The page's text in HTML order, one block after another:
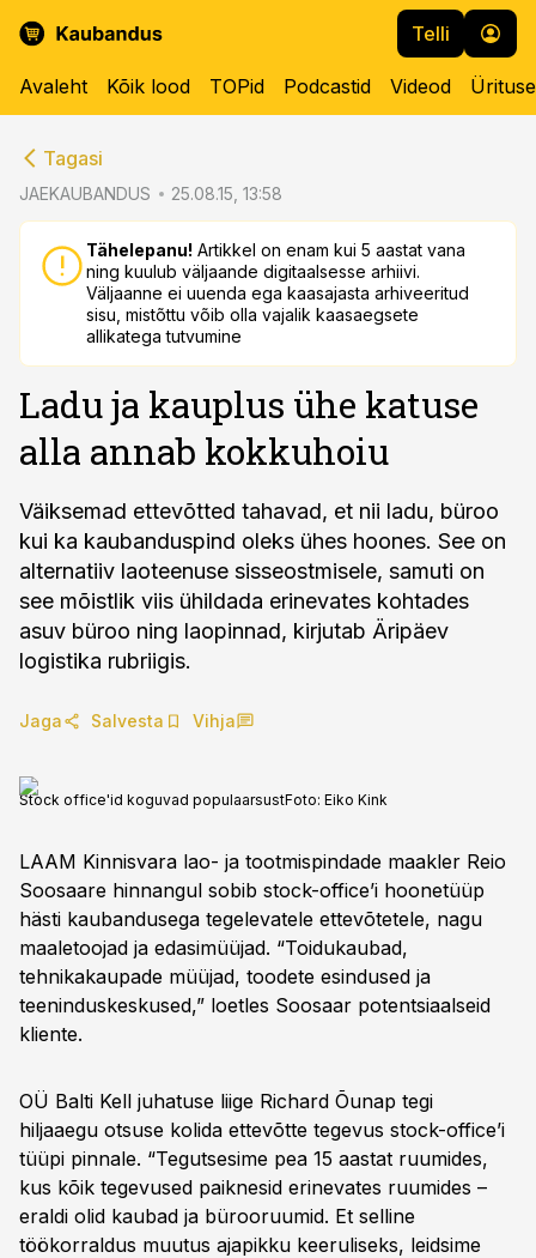
Telli
Avaleht Kõik lood TOPid Podcastid Videod
Tagasi
JAEKAUBANDUS 25.08.15, 13:58
Tähelepanu! Artikkel on enam kui 5 aastat vana
ning kuulub väljaande digitaalsesse arhiivi.
Väljaanne ei uuenda ega kaasajasta arhiveeritud
sisu, mistõttu võib olla vajalik kaasaegsete
allikatega tutvumine
Ladu ja kauplus ühe katuse
alla annab kokkuhoiu
Väiksemad ettevõtted tahavad, et nii ladu, büroo
kui ka kaubanduspind oleks ühes hoones. See on
alternatiiv laoteenuse sisseostmisele, samuti on
see mõistlik viis ühildada erinevates kohtades
asuv büroo ning laopinnad, kirjutab Äripäev
logistika rubriigis.
Jaga Salvesta Vihja
Stock office'id koguvad populaarsustFoto: Eiko Kink
LAAM Kinnisvara lao- ja tootmispindade maakler Reio
Soosaare hinnangul sobib stock-office’i hoonetüüp
hästi kaubandusega tegelevatele ettevõtetele, nagu
maaletoojad ja edasimüüjad. “Toidukaubad,
tehnikakaupade müüjad, toodete esindused ja
teeninduskeskused,” loetles Soosaar potentsiaalseid
kliente.
OÜ Balti Kell juhatuse liige ­Richard Õunap tegi
hiljaaegu otsuse kolida ettevõtte tegevus stock-office’i
tüüpi pinnale. “Tegutsesime pea 15 aastat ruumides,
kus kõik tegevused paiknesid erinevates ruumides –
eraldi olid kaubad ja bürooruumid. Et selline
töökorraldus muutus ajapikku keeruliseks, leidsime